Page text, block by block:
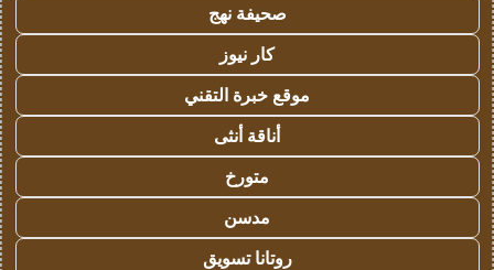
صحيفة نهج
كار نيوز
موقع خبرة التقني
أناقة أنثى
متورخ
مدسن
روتانا تسويق